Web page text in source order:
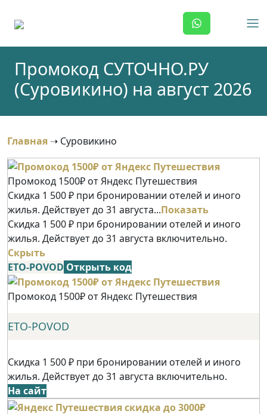
Промокод СУТОЧНО.РУ
(Суровикино) на август 2026
Главная ➝ Суровикино
Промокод 1500₽ от Яндекс Путешествия
Скидка 1 500 ₽ при бронировании отелей и иного
жилья. Действует до 31 августа...Показать
Скидка 1 500 ₽ при бронировании отелей и иного
жилья. Действует до 31 августа включительно.
Скрыть
ETO-POVOD Открыть код
Промокод 1500₽ от Яндекс Путешествия
ETO-POVOD
Скидка 1 500 ₽ при бронировании отелей и иного
жилья. Действует до 31 августа включительно.
На сайт